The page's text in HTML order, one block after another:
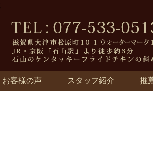
お客様の声 スタッフ紹介 推